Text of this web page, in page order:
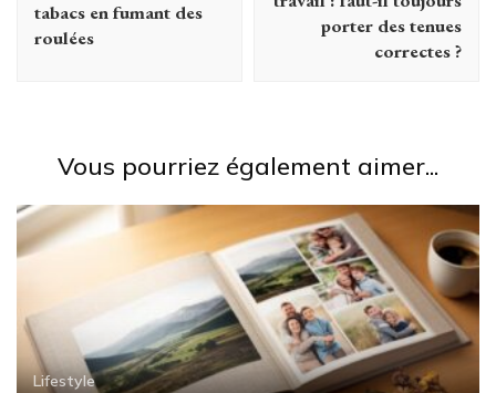
tabacs en fumant des
roulées
porter des tenues
correctes ?
Vous pourriez également aimer...
Lifestyle